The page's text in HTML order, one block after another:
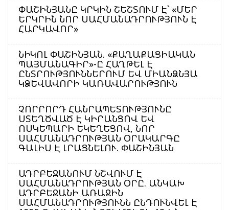
ՓԱՇԻՆՅԱՆԸ ԿՐԿԻՆ ՇԵՇՏՈՒՄ Է՝ «ՄԵՐ
ԵՐԿՐԻՆ ՆՈՐ ՍԱՀՄԱՆԱԴՐՈՒԹՅՈՒՆ Է
ՀԱՐԿԱՎՈՐ»
ՆԻԿՈԼ ՓԱՇԻՆՅԱՆ. «ՔԱՂԱՔԱՑԻԱԿԱՆ
ՊԱՅՄԱՆԱԳԻՐ»-Ը ՀԱՂԹԵԼ Է
ԸՆՏՐՈՒԹՅՈՒՆՆԵՐՈՒՄ ԵՎ ՄԻԱՆՁՆՅԱ
ԿՁԵՎԱՎՈՐԻ ԿԱՌԱՎԱՐՈՒԹՅՈՒՆ
ՉՈՐՐՈՐԴ ՀԱՆՐԱՊԵՏՈՒԹՅՈՒՆԸ
ՍՏԵՂԾՎԱԾ Է ԿԻՐԱՆՑՈՎ ԵՎ
ՈՍԿԵՊԱՐԻ ԵԿԵՂԵՑՈՎ, ՆՈՐ
ՍԱՀՄԱՆԱԴՐՈՒԹՅԱՆ ՕՐԱԿԱՐԳԸ
ԳԱԼԻՍ Է ԼՐԱՑՆԵԼՈՒ. ՓԱՇԻՆՅԱՆ
ԱԴՐԲԵՋԱՆՈՒՄ ՆՇՎՈՒՄ Է
ՍԱՀՄԱՆԱԴՐՈՒԹՅԱՆ ՕՐԸ. ԱՆԿԱԽ
ԱԴՐԲԵՋԱՆԻ ԱՌԱՋԻՆ
ՍԱՀՄԱՆԱԴՐՈՒԹՅՈՒՆՆ ԸՆԴՈՒՆՎԵԼ Է